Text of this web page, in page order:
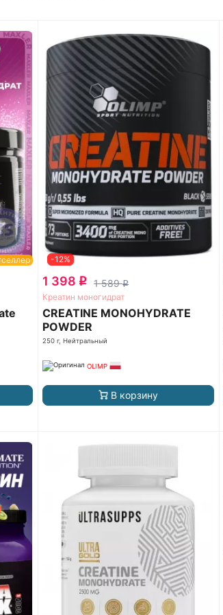
-12%
1 398 q 1 589q
Креатин моногидрат
CREATINE MONOHYDRATE
POWDER
250 г, Нейтральный
OLIMP
В корзину